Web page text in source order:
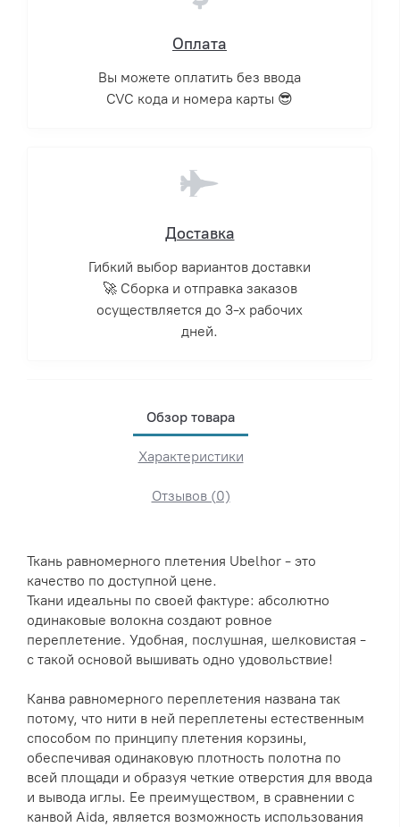
Оплата
Вы можете оплатить без ввода
CVC кода и номера карты 😎
Доставка
Гибкий выбор вариантов доставки
🚀 Сборка и отправка заказов
осуществляется до 3-х рабочих
дней.
Обзор товара
Характеристики
Отзывов (0)
Ткань равномерного плетения Ubelhor - это
качество по доступной цене.
Ткани идеальны по своей фактуре: абсолютно
одинаковые волокна создают ровное
переплетение. Удобная, послушная, шелковистая -
с такой основой вышивать одно удовольствие!
Канва равномерного переплетения названа так
потому, что нити в ней переплетены естественным
способом по принципу плетения корзины,
обеспечивая одинаковую плотность полотна по
всей площади и образуя четкие отверстия для ввода
и вывода иглы. Ее преимуществом, в сравнении с
канвой Aida, является возможность использования